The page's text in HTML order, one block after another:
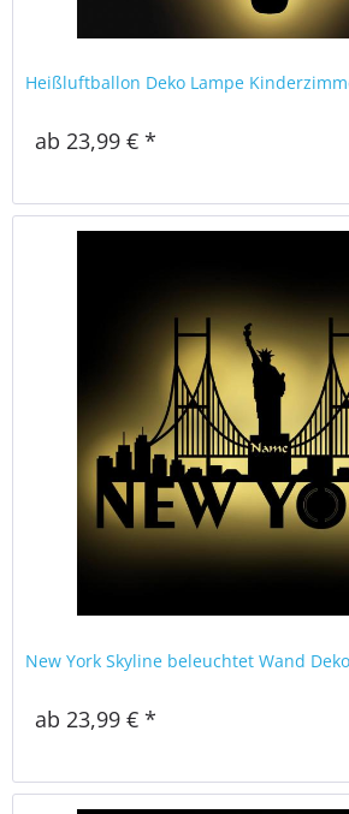
Heißluftballon Deko Lampe
ab 23,99 € *
New York Skyline beleuchtet Wand
ab 23,99 € *